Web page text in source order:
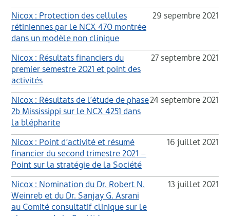
Nicox : Protection des cellules
rétiniennes par le NCX 470 montrée
dans un modèle non clinique
29 sepembre 2021
Nicox : Résultats financiers du
premier semestre 2021 et point des
activités
27 septembre 2021
Nicox : Résultats de l’étude de phase
2b Mississippi sur le NCX 4251 dans
la blépharite
24 septembre 2021
Nicox : Point d’activité et résumé
financier du second trimestre 2021 –
Point sur la stratégie de la Société
16 juillet 2021
Nicox : Nomination du Dr. Robert N.
Weinreb et du Dr. Sanjay G. Asrani
au Comité consultatif clinique sur le
13 juillet 2021